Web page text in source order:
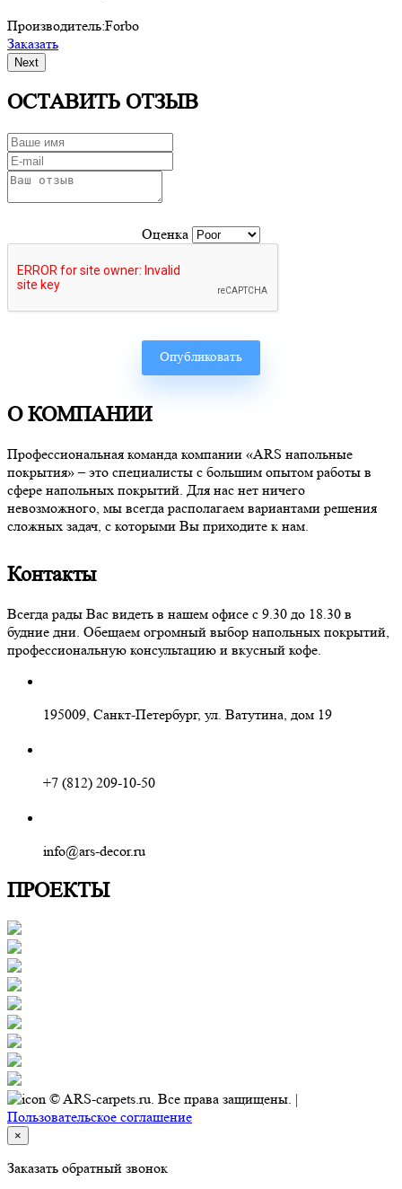
Производитель:Forbo
Заказать
Next
ОСТАВИТЬ ОТЗЫВ
Оценка
О КОМПАНИИ
Профессиональная команда компании «ARS напольные
покрытия» – это специалисты с большим опытом работы в
сфере напольных покрытий. Для нас нет ничего
невозможного, мы всегда располагаем вариантами решения
сложных задач, с которыми Вы приходите к нам.
Контакты
Всегда рады Вас видеть в нашем офисе с 9.30 до 18.30 в
будние дни. Обещаем огромный выбор напольных покрытий,
профессиональную консультацию и вкусный кофе.
195009, Санкт-Петербург, ул. Ватутина, дом 19
+7 (812) 209-10-50
info@ars-decor.ru
ПРОЕКТЫ
© ARS-carpets.ru. Все права защищены. |
Пользовательское соглашение
×
Заказать обратный звонок